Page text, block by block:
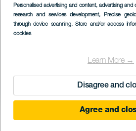
Personalised advertising and content, advertising
research and services development, Precise
through device scanning, Store and/or access
cookies
Learn More →
Disagree and
Agree and
Imagen
Listado